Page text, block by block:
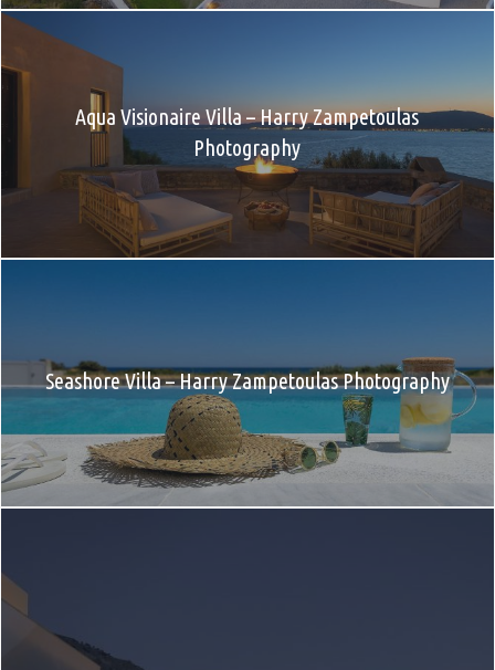
Aqua Visionaire Villa – Harry Zampetoulas
Photography
Seashore Villa – Harry Zampetoulas Photography